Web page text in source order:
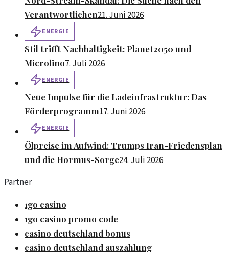
Verantwortlichen21. Juni 2026
ENERGIE
Stil trifft Nachhaltigkeit: Planet2050 und
Microlino7. Juli 2026
ENERGIE
Neue Impulse für die Ladeinfrastruktur: Das
Förderprogramm17. Juni 2026
ENERGIE
Ölpreise im Aufwind: Trumps Iran-Friedensplan
und die Hormus-Sorge24. Juli 2026
Partner
1go casino
1go casino promo code
casino deutschland bonus
casino deutschland auszahlung